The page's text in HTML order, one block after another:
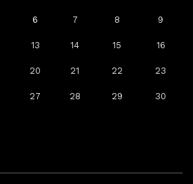
6 7 8 9
13 14 15 16
20 21 22 23
27 28 29 30